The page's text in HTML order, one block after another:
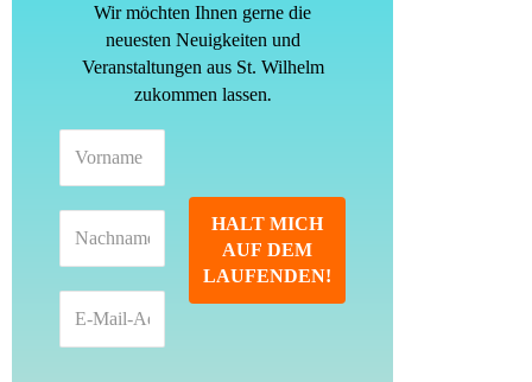
Wir möchten Ihnen gerne die
neuesten Neuigkeiten und
Veranstaltungen aus St. Wilhelm
zukommen lassen